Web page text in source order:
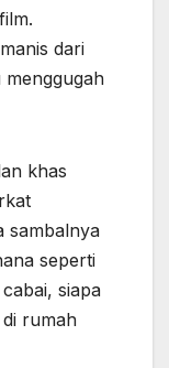
dari
khas
sambalnya
seperti
siapa
rumah